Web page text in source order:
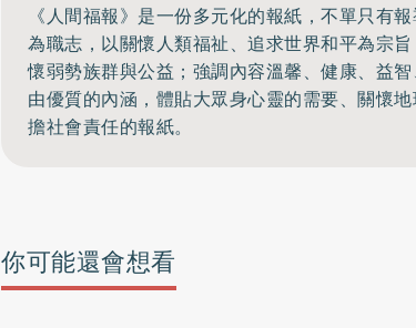
《人間福報》是一份多元化的報紙，不單只有
為職志，以關懷人類福祉、追求世界和平為宗
懷弱勢族群與公益；強調內容溫馨、健康、益
由優質的內涵，體貼大眾身心靈的需要、關懷
擔社會責任的報紙。
你可能還會想看